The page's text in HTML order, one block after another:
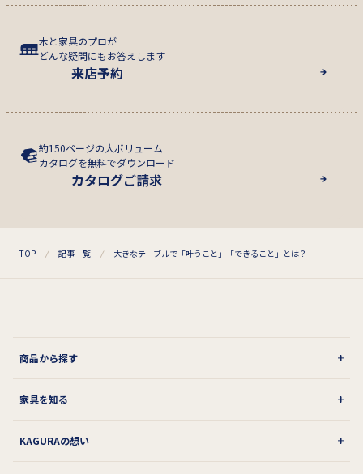
木と家具のプロが
どんな疑問にもお答えします
来店予約
約150ページの大ボリューム
カタログを無料でダウンロード
カタログご請求
TOP 記事一覧 大きなテーブルで「叶うこと」「できること」とは？
商品から探す
家具を知る
KAGURAの想い